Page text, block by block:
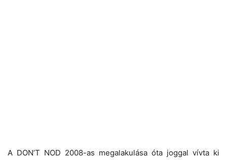
A DON’T NOD 2008-as megalakulása óta joggal vívta ki